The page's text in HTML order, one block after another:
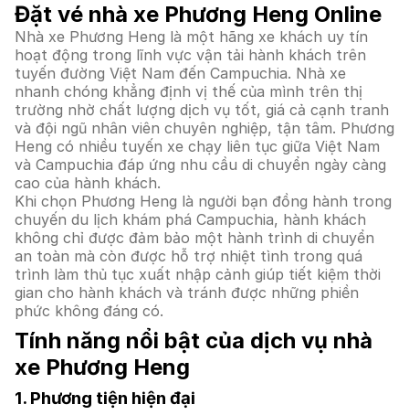
Đặt vé nhà xe Phương Heng Online
Nhà xe Phương Heng là một hãng xe khách uy tín
hoạt động trong lĩnh vực vận tải hành khách trên
tuyến đường Việt Nam đến Campuchia. Nhà xe
nhanh chóng khẳng định vị thế của mình trên thị
trường nhờ chất lượng dịch vụ tốt, giá cả cạnh tranh
và đội ngũ nhân viên chuyên nghiệp, tận tâm. Phương
Heng có nhiều tuyến xe chạy liên tục giữa Việt Nam
và Campuchia đáp ứng nhu cầu di chuyển ngày càng
cao của hành khách.
Khi chọn Phương Heng là người bạn đồng hành trong
chuyến du lịch khám phá Campuchia, hành khách
không chỉ được đảm bảo một hành trình di chuyển
an toàn mà còn được hỗ trợ nhiệt tình trong quá
trình làm thủ tục xuất nhập cảnh giúp tiết kiệm thời
gian cho hành khách và tránh được những phiền
phức không đáng có.
Tính năng nổi bật của dịch vụ nhà
xe Phương Heng
1. Phương tiện hiện đại